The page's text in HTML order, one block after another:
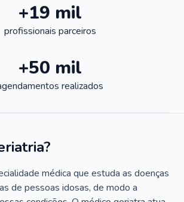
+19 mil
profissionais parceiros
+50 mil
realizados
médica que estuda as doenças
de pessoas idosas, de modo a